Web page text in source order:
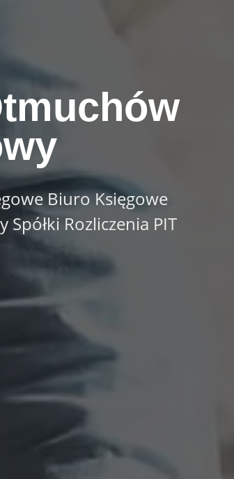
Biuro Księgowe
Rozliczenia PIT